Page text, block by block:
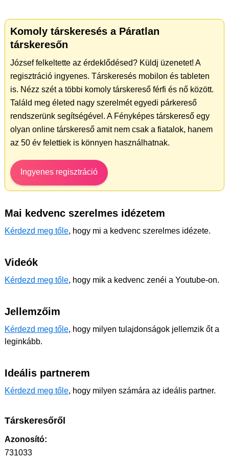
Komoly társkeresés a Páratlan
társkeresőn
József felkeltette az érdeklődésed? Küldj üzenetet! A
regisztráció ingyenes. Társkeresés mobilon és tableten
is. Nézz szét a többi komoly társkereső férfi és nő között.
Találd meg életed nagy szerelmét egyedi párkereső
rendszerünk segítségével. A Fényképes társkereső egy
olyan online társkereső amit nem csak a fiatalok, hanem
az 50 év felettiek is könnyen használhatnak.
Ingyenes regisztráció
Mai kedvenc szerelmes idézetem
Kérdezd meg tőle, hogy mi a kedvenc szerelmes idézete.
Videók
Kérdezd meg tőle, hogy mik a kedvenc zenéi a Youtube-on.
Jellemzőim
Kérdezd meg tőle, hogy milyen tulajdonságok jellemzik őt a
leginkább.
Ideális partnerem
Kérdezd meg tőle, hogy milyen számára az ideális partner.
Társkeresőről
Azonosító:
731033